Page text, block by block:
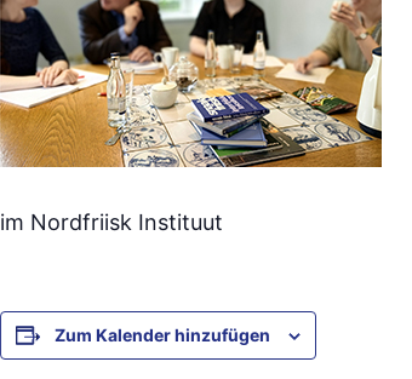
im Nordfriisk Instituut
Zum Kalender hinzufügen